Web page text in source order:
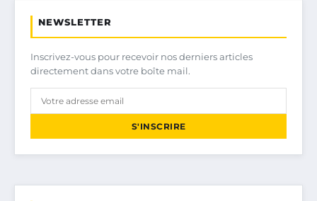
NEWSLETTER
Inscrivez-vous pour recevoir nos derniers articles
directement dans votre boîte mail.
S'INSCRIRE